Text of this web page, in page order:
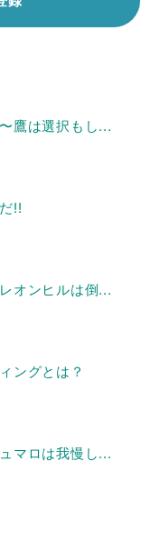
鷹は選択もし...
!!
オンヒルは倒...
ングとは？
マロは我慢し...